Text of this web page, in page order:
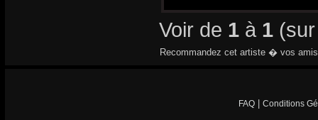
Voir de 1 à 1
Recommandez cet artiste � vos
FAQ Conditions